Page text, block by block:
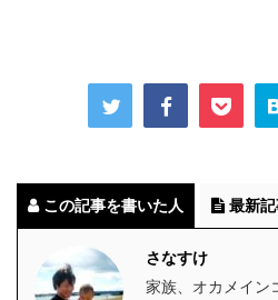
この記事を書いた人 最新
さなすけ
家族、オカメイン